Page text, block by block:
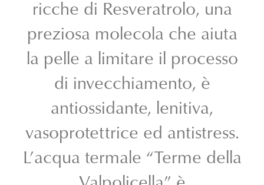
ricche di Resveratrolo, una
preziosa molecola che aiuta
la pelle a limitare il processo
di invecchiamento, è
antiossidante, lenitiva,
vasoprotettrice ed antistress.
L’acqua termale “Terme della